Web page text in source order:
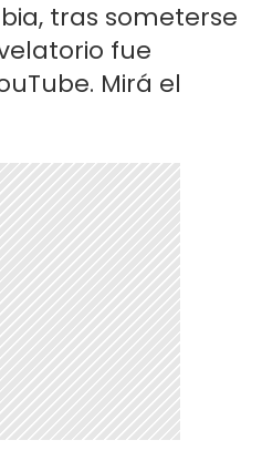
tras someterse
fue
Mirá el